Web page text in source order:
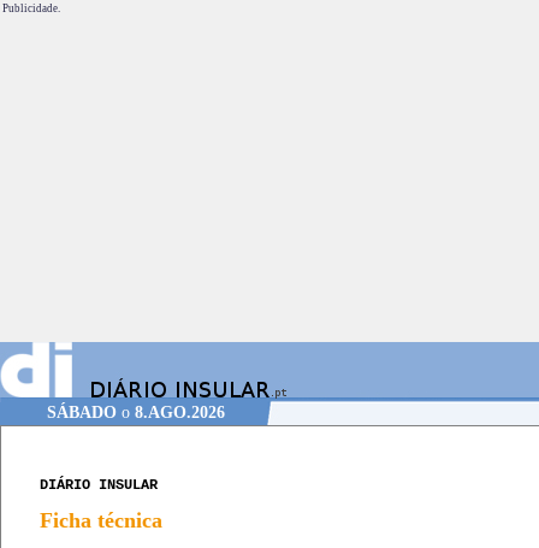
Publicidade.
SÁBADOo 8.AGO.2026
DIÁRIO INSULAR
Ficha técnica